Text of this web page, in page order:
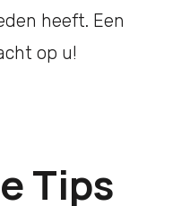
heeft. Een
op u!
Tips